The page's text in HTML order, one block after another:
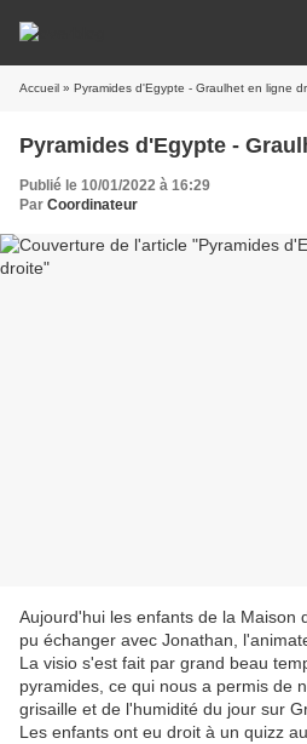
Accueil » Pyramides d'Egypte - Graulhet en ligne
Pyramides d'Egypte -
Publié le 10/01/2022 à 16:29
Par Coordinateur
Aujourd'hui les enfants de la Maison
pu échanger avec Jonathan,
La visio s'est fait par grand beau
pyramides, ce qui nous a permis de
grisaille et de l'humidité du jour sur
Les enfants ont eu droit à un quizz